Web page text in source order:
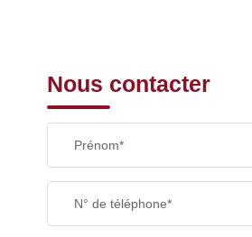
Nous contacter
Prénom*
N° de téléphone*